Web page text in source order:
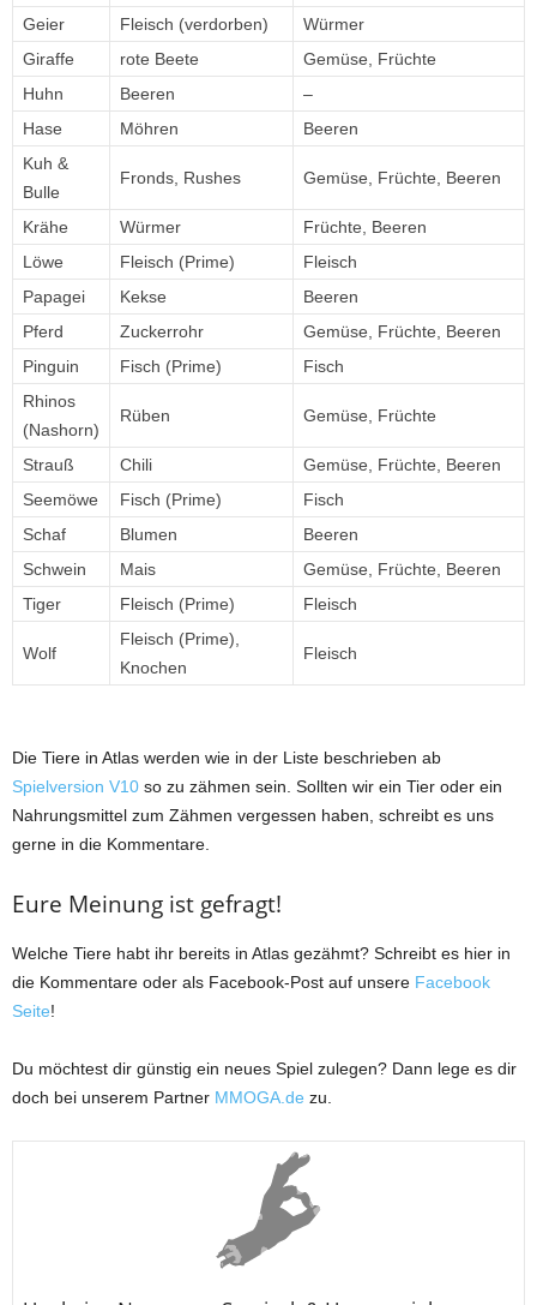
Geier
Fleisch (verdorben)
Würmer
Giraffe
rote Beete
Gemüse, Früchte
Huhn
Beeren
–
Hase
Möhren
Beeren
Kuh &
Bulle
Fronds, Rushes Gemüse, Früchte, Beeren
Krähe Würmer
Früchte, Beeren
Löwe
Fleisch (Prime)
Fleisch
Papagei
Kekse
Beeren
Pferd
Zuckerrohr
Gemüse, Früchte, Beeren
Pinguin
Fisch (Prime)
Fisch
Rhinos
(Nashorn)
Rüben Gemüse, Früchte
Strauß Chili
Gemüse, Früchte, Beeren
Seemöwe
Fisch (Prime)
Fisch
Schaf
Blumen
Beeren
Schwein
Mais
Gemüse, Früchte, Beeren
Tiger
Fleisch (Prime) Fleisch
Wolf
Fleisch (Prime),
Knochen
Fleisch
Die Tiere in Atlas werden wie in der Liste beschrieben ab
Spielversion V10 so zu zähmen sein. Sollten wir ein Tier oder ein
Nahrungsmittel zum Zähmen vergessen haben, schreibt es uns
gerne in die Kommentare.
Eure Meinung ist gefragt!
Welche Tiere habt ihr bereits in Atlas gezähmt? Schreibt es hier in
die Kommentare oder als Facebook-Post auf unsere Facebook
Seite!
Du möchtest dir günstig ein neues Spiel zulegen? Dann lege es dir
doch bei unserem Partner MMOGA.de zu.